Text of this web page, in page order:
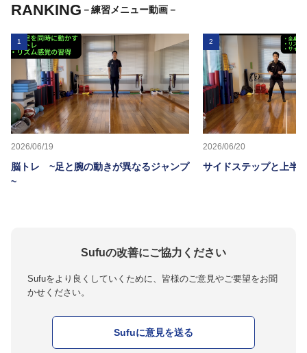
RANKING －練習メニュー動画－
1
2026/06/19
脳トレ ~足と腕の動きが異なるジャンプ
~
2
2026/06/20
サイドステップと上半
Sufuの改善にご協力ください
Sufuをより良くしていくために、皆様のご意見やご要望をお聞
かせください。
Sufuに意見を送る